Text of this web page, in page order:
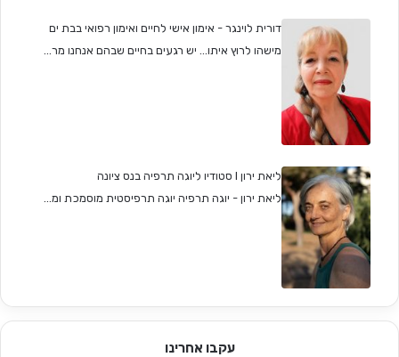
דורית לוינגר - אימון אישי לחיים ואימון רפואי בבת ים
מישהו לרוץ איתו... יש רגעים בחיים שבהם אנחנו מר...
ליאת ירון I סטודיו ליוגה תרפיה בנס ציונה
ליאת ירון - יוגה תרפיה יוגה תרפיסטית מוסמכת ומ...
עקבו אחרינו